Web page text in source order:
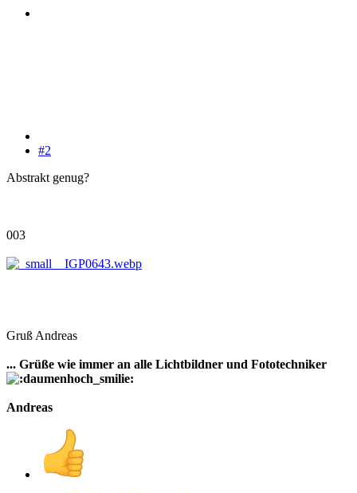
#2
Abstrakt genug?
003
Gruß Andreas
... Grüße wie immer an alle Lichtbildner und Fototechniker
Andreas